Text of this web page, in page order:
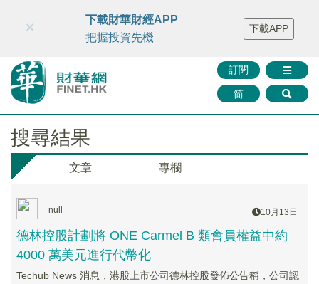
財華智庫網 FINTV FINMETA 財華證券 媒體矩陣
智庫沙龍
聯絡我們
訂閱
简
×
下載財華財經APP
把握投資先機
下載APP
搜尋結果
文章 專欄
null 10月13日
德林控股計劃將 ONE Carmel B 類會員權益中約
4000 萬美元進行代幣化
Techub News 消息，港股上市公司德林控股發佈公告稱，公司認